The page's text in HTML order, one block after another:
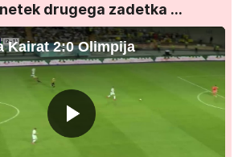
drugega zadetka ...
Kairat 2:0 Olimpija